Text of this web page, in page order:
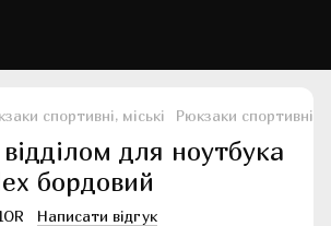
спортивні, міські Рюкзаки спортивні,
для ноутбука
бордовий
Написати відгук